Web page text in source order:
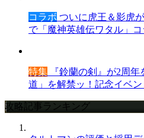
コラボ ついに虎王＆影虎
で「魔神英雄伝ワタル」コ
特集 『鈴蘭の剣』が2周
道」を解禁ッ！記念イベ
攻略記事ランキング